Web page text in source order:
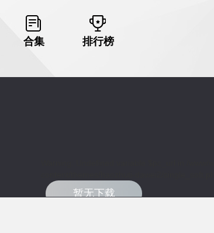
合集 排行榜
暂无下载